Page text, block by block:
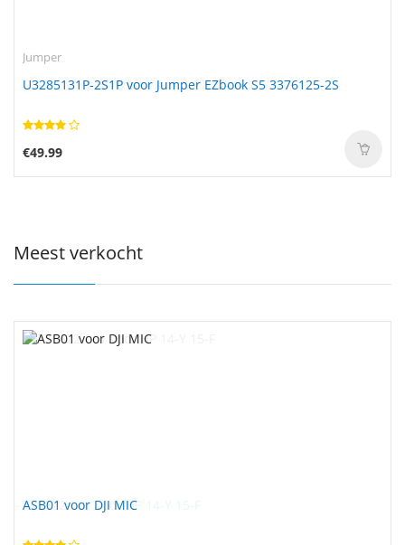
Jumper
U3285131P-2S1P voor Jumper EZbook S5 3376125-2S
€49.99
Meest verkocht
ASB01 voor DJI MIC